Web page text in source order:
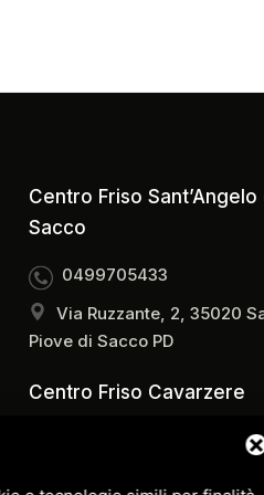
Centro Friso
Sacco
0499705433
Via Ruzzante, 2, 35020
Piove di Sacco PD
Centro Friso Cavarzere
Via Regina Margherita,